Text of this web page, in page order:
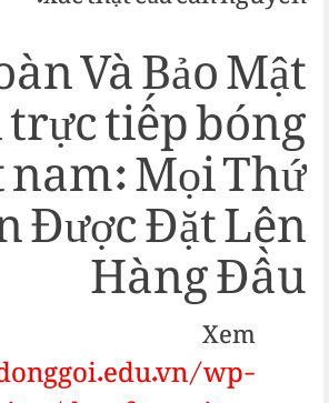
Và Bảo Mật
tiếp bóng
Mọi Thứ
Đặt Lên
Hàng Đầu
Xem
wp-